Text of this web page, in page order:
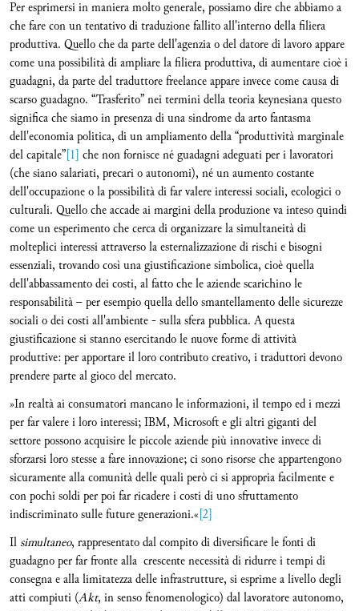
Per esprimersi in maniera molto generale, possiamo dire che abbiamo a
che fare con un tentativo di traduzione fallito all'interno della filiera
produttiva. Quello che da parte dell'agenzia o del datore di lavoro appare
come una possibilità di ampliare la filiera produttiva, di aumentare cioè i
guadagni, da parte del traduttore freelance appare invece come causa di
scarso guadagno. “Trasferito” nei termini della teoria keynesiana questo
significa che siamo in presenza di una sindrome da arto fantasma
dell'economia politica, di un ampliamento della “produttività marginale
del capitale”[1] che non fornisce né guadagni adeguati per i lavoratori
(che siano salariati, precari o autonomi), né un aumento costante
dell'occupazione o la possibilità di far valere interessi sociali, ecologici o
culturali. Quello che accade ai margini della produzione va inteso quindi
come un esperimento che cerca di organizzare la simultaneità di
molteplici interessi attraverso la esternalizzazione di rischi e bisogni
essenziali, trovando così una giustificazione simbolica, cioè quella
dell'abbassamento dei costi, al fatto che le aziende scarichino le
responsabilità – per esempio quella dello smantellamento delle sicurezze
sociali o dei costi all'ambiente - sulla sfera pubblica. A questa
giustificazione si stanno esercitando le nuove forme di attività
produttive: per apportare il loro contributo creativo, i traduttori devono
prendere parte al gioco del mercato.
»In realtà ai consumatori mancano le informazioni, il tempo ed i mezzi
per far valere i loro interessi; IBM, Microsoft e gli altri giganti del
settore possono acquisire le piccole aziende più innovative invece di
sforzarsi loro stesse a fare innovazione; ci sono risorse che appartengono
sicuramente alla comunità delle quali però ci si appropria facilmente e
con pochi soldi per poi far ricadere i costi di uno sfruttamento
indiscriminato sulle future generazioni.«[2]
Ilsimultaneo, rappresentato dal compito di diversificare le fonti di
guadagno per far fronte alla crescente necessità di ridurre i tempi di
consegna e alla limitatezza delle infrastrutture, si esprime a livello degli
atti compiuti (Akt, in senso fenomenologico) dal lavoratore autonomo,